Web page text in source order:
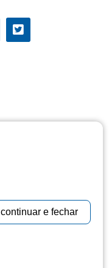
continuar e fechar